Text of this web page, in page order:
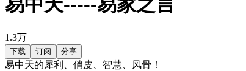
易中天-----易家之言
1.3万
下载 订阅 分享
易中天的犀利、俏皮、智慧、风骨！